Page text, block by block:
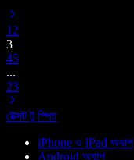
1 2
3
45
...
23
টেক্সট টু স্পিচ
iPhone ও iPad অ্যাপ
Android অ্যাপ